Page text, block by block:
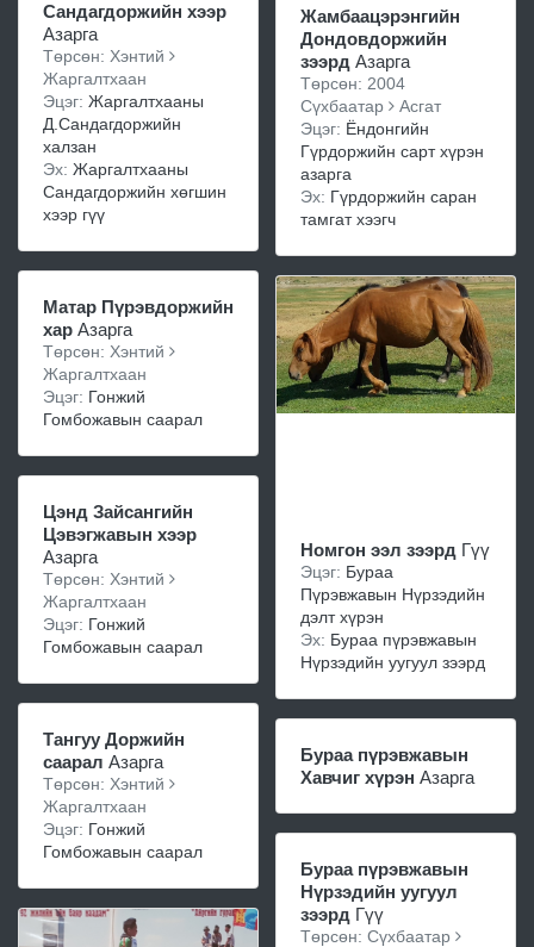
Сандагдоржийн хээр
Азарга
Төрсөн: Хэнтий
Жаргалтхаан
Эцэг: Жаргалтхааны
Д.Сандагдоржийн
халзан
Эх: Жаргалтхааны
Сандагдоржийн хөгшин
хээр гүү
Матар Пүрэвдоржийн
хар Азарга
Төрсөн: Хэнтий
Жаргалтхаан
Эцэг: Гонжий
Гомбожавын саарал
Цэнд Зайсангийн
Цэвэгжавын хээр
Азарга
Төрсөн: Хэнтий
Жаргалтхаан
Эцэг: Гонжий
Гомбожавын саарал
Тангуу Доржийн
саарал Азарга
Төрсөн: Хэнтий
Жаргалтхаан
Эцэг: Гонжий
Гомбожавын саарал
Жамбаацэрэнгийн
Дондовдоржийн
зээрд Азарга
Төрсөн: 2004
Сүхбаатар
Асгат
Эцэг: Ёндонгийн
Гүрдоржийн сарт хүрэн
азарга
Эх: Гүрдоржийн саран
тамгат хээгч
Номгон ээл зээрд Гүү
Эцэг: Бураа
Пүрэвжавын Нүрзэдийн
дэлт хүрэн
Эх: Бураа пүрэвжавын
Нүрзэдийн уугуул зээрд
Бураа пүрэвжавын
Хавчиг хүрэн Азарга
Бураа пүрэвжавын
Нүрзэдийн уугуул
зээрд Гүү
Төрсөн: Сүхбаатар